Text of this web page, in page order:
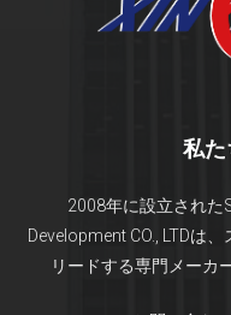
私
2008年に設立された
Development CO., LTDは
リードする専門メーカ